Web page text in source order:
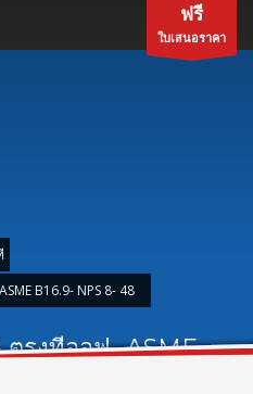
ฟรี
ใบเสนอราคา
B16.9- NPS 8- 48
ตรงทีออฟ- ASME